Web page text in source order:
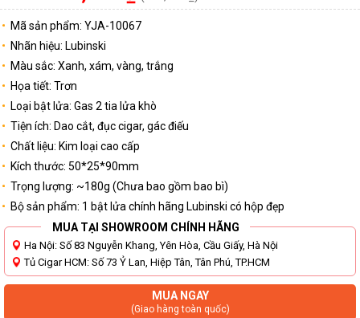
Mã sản phẩm: YJA-10067
Nhãn hiệu: Lubinski
Màu sắc: Xanh, xám, vàng, trắng
Họa tiết: Trơn
Loại bật lửa: Gas 2 tia lửa khò
Tiện ích: Dao cắt, đục cigar, gác điếu
Chất liệu: Kim loại cao cấp
Kích thước: 50*25*90mm
Trọng lượng: ~180g (Chưa bao gồm bao bì)
Bộ sản phẩm: 1 bật lửa chính hãng Lubinski có hộp đẹp
MUA TẠI SHOWROOM CHÍNH HÃNG
Ha Nội: Số 83 Nguyễn Khang, Yên Hòa, Cầu Giấy, Hà Nội
Tủ Cigar HCM: Số 73 Ỷ Lan, Hiệp Tân, Tân Phú, TP.HCM
MUA NGAY
(Giao hàng toàn quốc)